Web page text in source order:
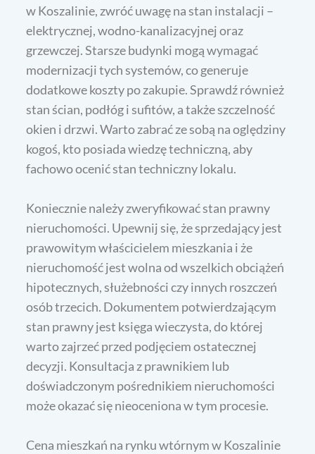
w Koszalinie, zwróć uwagę na stan instalacji –
elektrycznej, wodno-kanalizacyjnej oraz
grzewczej. Starsze budynki mogą wymagać
modernizacji tych systemów, co generuje
dodatkowe koszty po zakupie. Sprawdź również
stan ścian, podłóg i sufitów, a także szczelność
okien i drzwi. Warto zabrać ze sobą na oględziny
kogoś, kto posiada wiedzę techniczną, aby
fachowo ocenić stan techniczny lokalu.
Koniecznie należy zweryfikować stan prawny
nieruchomości. Upewnij się, że sprzedający jest
prawowitym właścicielem mieszkania i że
nieruchomość jest wolna od wszelkich obciążeń
hipotecznych, służebności czy innych roszczeń
osób trzecich. Dokumentem potwierdzającym
stan prawny jest księga wieczysta, do której
warto zajrzeć przed podjęciem ostatecznej
decyzji. Konsultacja z prawnikiem lub
doświadczonym pośrednikiem nieruchomości
może okazać się nieoceniona w tym procesie.
Cena mieszkań na rynku wtórnym w Koszalinie